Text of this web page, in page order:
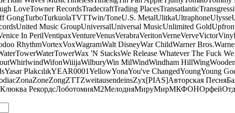
LoveTowner RecordsTradecraftTrading PlacesTransatlantic
GongTurboTurkuolaTVTTwin/ToneU.S. MetalUlitkaUltraphoneUlysse
United Music GroupUniversalUniversal MusicUnlimited Gold
In PerilVentipaxVentureVenusVerabraVeritonVerneVerveVictor
RhythmVortexVoxWagramWalt DisneyWar ChildWarner Bros.
WaterTowerWax 'N StacksWe Release Whatever The Fuck
WhirlwindWifonWiiijaWilburyWin MilWindWindham HillWing
Yasar PlakcılıkYEAR0001YellowYonaYou've ChangedYoungYoung
ZonaZoneZongZTTZweitausendeinsZyx[PIAS]Авторская Песня
Клюква РекордсЛоботомияМ2МелодияМируМирМКФОНОрфей